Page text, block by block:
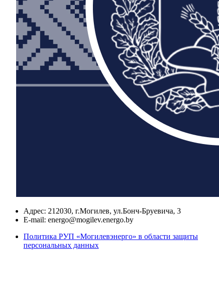
Адрес: 212030, г.Могилев, ул.Бонч-Бруевича, 3
E-mail: energo@mogilev.energo.by
Политика РУП «Могилевэнерго» в области защиты
персональных данных